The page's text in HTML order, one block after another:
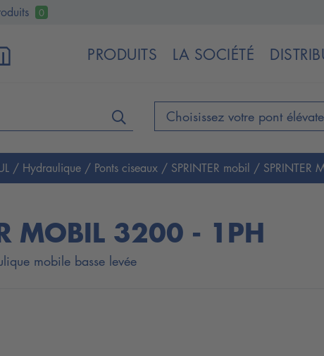
0
PRODUITS LA SOCIÉTÉ
/ Hydraulique / Ponts ciseaux / SPRINTER mobil / SPRINTER
MOBIL 3200 - 1PH
mobile basse levée